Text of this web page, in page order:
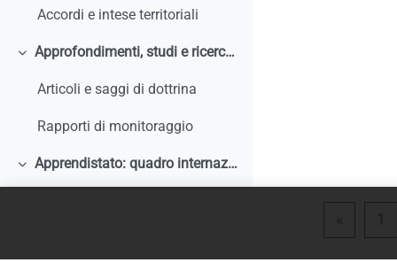
Accordi e intese territoriali
Minimizza
Approfondimenti, studi e ricerche
Articoli e saggi di dottrina
Rapporti di monitoraggio
Minimizza
Apprendistato: quadro internazionale e comparato